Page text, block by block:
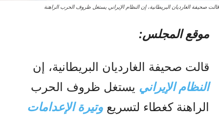
قالت صحيفة الغارديان البريطانية، إن النظام الإيراني يستغل ظروف الحرب الراهنة
موقع المجلس:
قالت صحيفة الغارديان البريطانية، إن
النظام الإيراني يستغل ظروف الحرب
الراهنة كغطاء لتسريع وتيرة الإعدامات